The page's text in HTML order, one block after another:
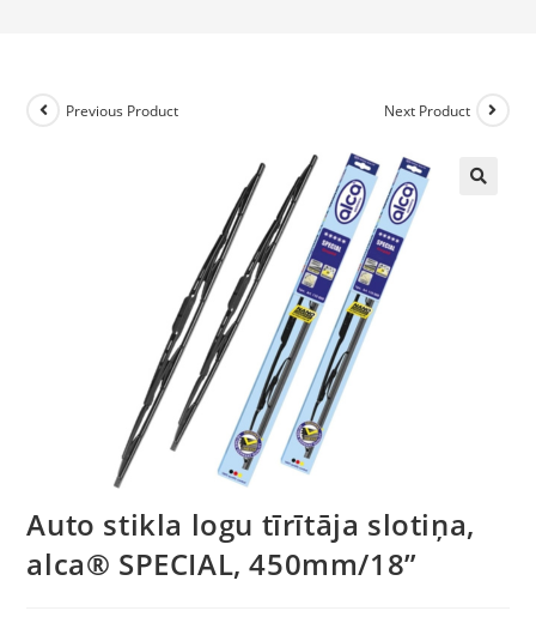
Previous Product Next Product
Auto stikla logu tīrītāja slotiņa,
alca® SPECIAL, 450mm/18”